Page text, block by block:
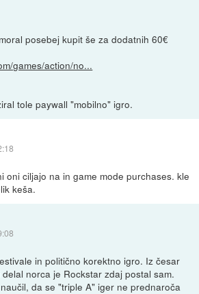
posebej kupit še za dodatnih 60€
games/action/no...
tole paywall "mobilno" igro.
oni ciljajo na in game mode purchases. kle
keša.
in politično korektno igro. Iz česar
norca je Rockstar zdaj postal sam.
da se "triple A" iger ne prednaroča